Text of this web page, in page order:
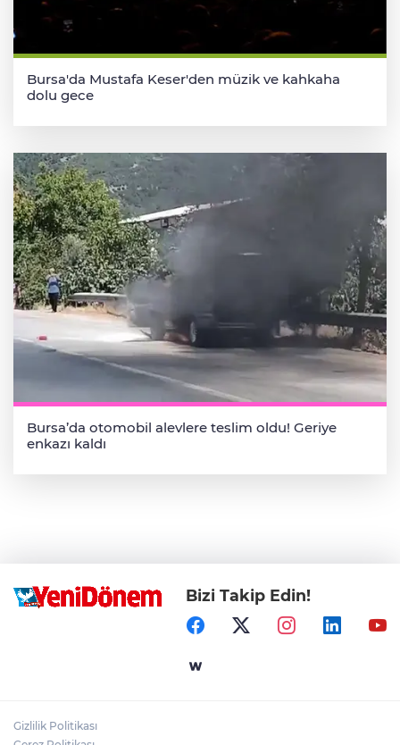
Bursa'da Mustafa Keser'den müzik ve kahkaha
dolu gece
Bursa’da otomobil alevlere teslim oldu! Geriye
enkazı kaldı
Bizi Takip Edin!
Gizlilik Politikası